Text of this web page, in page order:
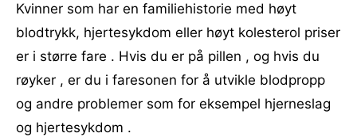
Kvinner som har en familiehistorie med høyt
blodtrykk, hjertesykdom eller høyt kolesterol priser
er i større fare . Hvis du er på pillen , og hvis du
røyker , er du i faresonen for å utvikle blodpropp
og andre problemer som for eksempel hjerneslag
og hjertesykdom .